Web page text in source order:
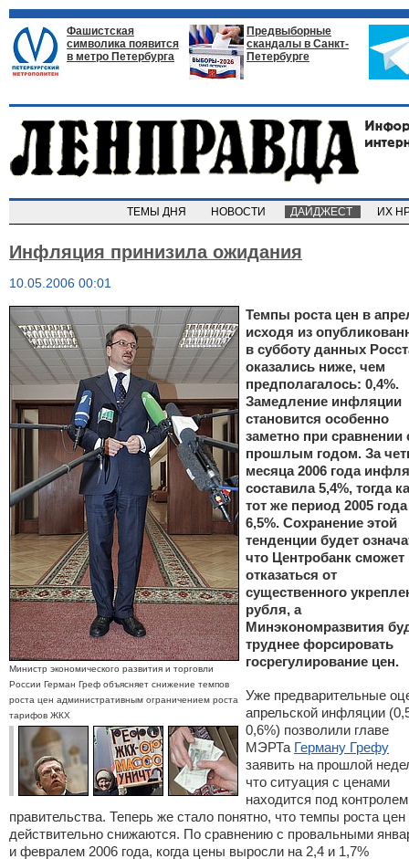
Фашистская
символика появится
в метро Петербурга
Предвыборные
скандалы в Санкт-
Петербурге
ТЕМЫ ДНЯ НОВОСТИ ДАЙДЖЕСТ ИХ
Инфляция принизила ожидания
10.05.2006 00:01
Министр экономического развития и торговли
России Герман Греф объясняет снижение темпов
роста цен административным ограничением роста
тарифов ЖКХ
Темпы роста цен в
исходя из
в субботу данных
оказались ниже, чем
предполагалось: 0,4%.
Замедление инфляции
становится особенно
заметно при сравнении
прошлым годом. За
месяца 2006 года
составила 5,4%, тогда
тот же период 2005
6,5%. Сохранение этой
тенденции будет
что Центробанк сможет
отказаться от
существенного
рубля, а
Минэкономразвития
труднее форсировать
госрегулирование цен.
Уже предварительные
апрельской инфляции
0,6%) позволили главе
МЭРТа Герману Грефу
заявить на прошлой
что ситуация с ценами
находится под контролем
правительства. Теперь же стало понятно, что темпы роста цен
действительно снижаются. По сравнению с провальными
и февралем 2006 года, когда цены выросли на 2,4 и 1,7%